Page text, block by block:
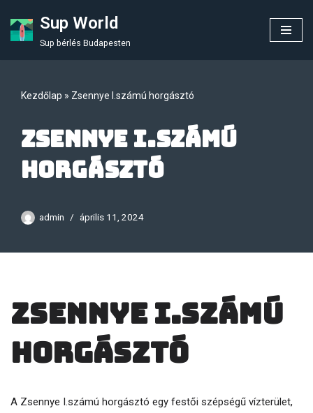
Skip
Sup World
Sup bérlés Budapesten
Kezdőlap » Zsennye I.számú horgásztó
Zsennye I.számú
horgásztó
admin április 11, 2024
Zsennye I.számú
horgásztó
A Zsennye I.számú horgásztó egy festői szépségű vízterület,